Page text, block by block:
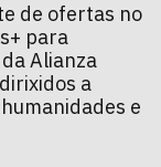
de ofertas no
para
Alianza
a
e